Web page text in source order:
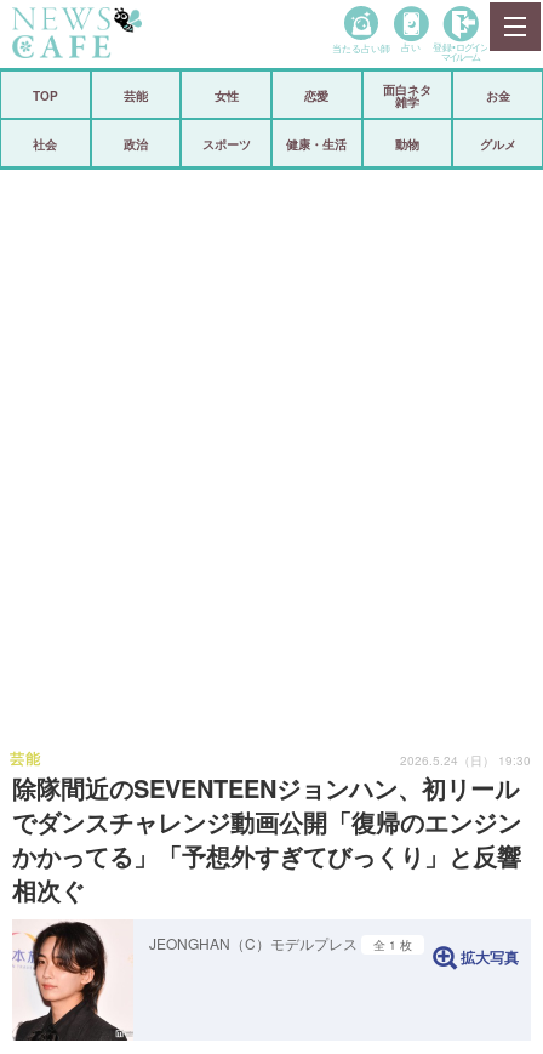
政治
当たる占い師 占い 登録• ログイン
マイルーム
TOP 芸能 女性 恋愛
面白ネタ
雑学
お金
社会 政治 スポーツ 健康・生活 動物 グルメ
除隊間近のSEVENTEENジョンハン、初リール
でダンスチャレンジ動画公開「復帰のエンジン
かかってる」「予想外すぎてびっくり」と反響
相次ぐ
芸能 2026.5.24（日） 19:30
JEONGHAN（C）モデルプレス 全 1 枚
拡大写真